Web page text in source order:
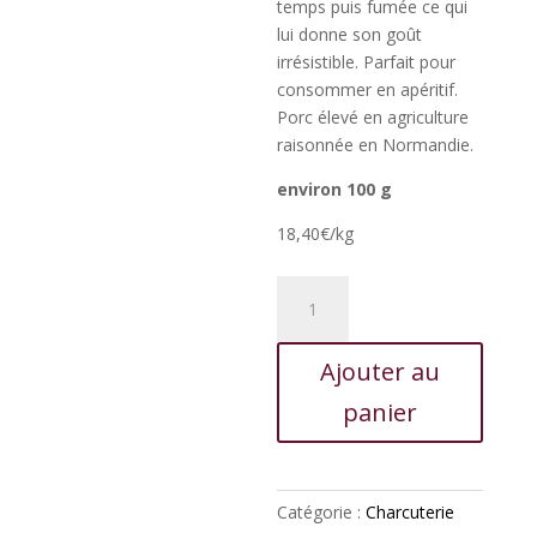
temps puis fumée ce qui
lui donne son goût
irrésistible. Parfait pour
consommer en apéritif.
Porc élevé en agriculture
raisonnée en Normandie.
environ 100 g
18,40€/kg
Saucisson
Ajouter au
panier
Catégorie :Charcuterie